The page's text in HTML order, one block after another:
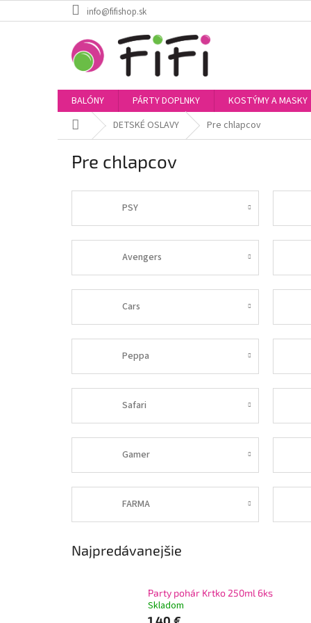
na
info@fifishop.sk
BALÓNY PÁRTY DOPLNKY KOSTÝMY A MASKY
DomovDETSKÉ OSLAVY Pre chlapcov
Pre chlapcov
PSY
Avengers
Cars
Peppa
Safari
Gamer
FARMA
Najpredávanejšie
Party pohár Krtko 250ml 6ks
Skladom
1,40 €